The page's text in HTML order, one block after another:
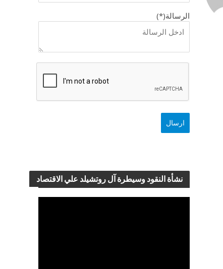
الرسالة(*)
نشأة النقود وسيطرة آل روتشيلد علي الاقتصاد